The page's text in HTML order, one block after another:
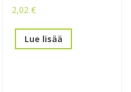
2,02€
Lue lisää